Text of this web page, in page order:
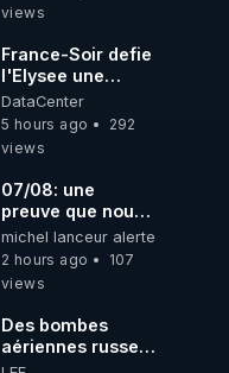
views
France-Soir defie
l'Elysee une
procedure inedite
sur la sante du
president - Nexus
DataCenter
5 hours ago
292
views
07/08: une
preuve que nous
somme passé en
absurdie une
dictature qui veut
opposant !
michel lanceur alerte
2 hours ago
107
views
Des bombes
aériennes russes
anéantissent les